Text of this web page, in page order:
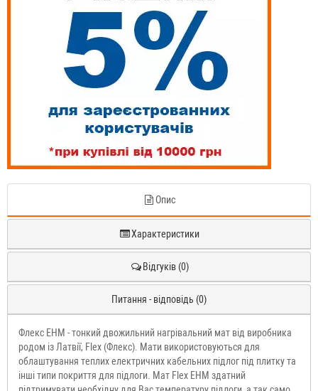
Опис
Характеристики
Відгуків (0)
Питання - відповідь (0)
Флекс EHM - тонкий двожильний нагрівальний мат від виробника
родом із Латвії, Flex (Флекс). Мати використовуються для
облаштування теплих електричних кабельних підлог під плитку та
інші типи покриття для підлоги. Мат Flex EHM здатний